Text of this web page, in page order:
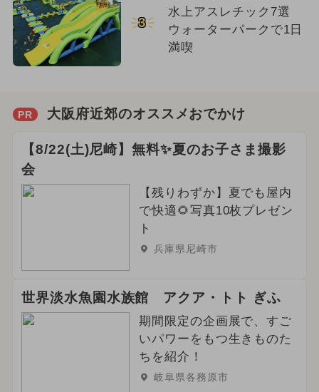
3
水上アスレチック7選
ウォーターパークで1日
満喫
PR 大阪府近郊のオススメおでかけ
【8/22(土)尼崎】無料✨夏のお子さま撮影
会
【残りわずか】夏でも屋内
で快適🌻写真10枚プレゼン
ト
兵庫県尼崎市
世界淡水魚園水族館 アクア・トト ぎふ
期間限定の企画展で、すご
いパワーをもつ生きものた
ちを紹介！
岐阜県各務原市